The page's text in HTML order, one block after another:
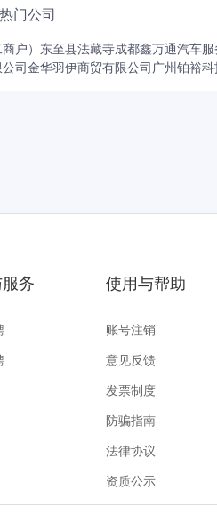
热门公司
户） 东至县法藏寺成都鑫万通汽车
司金华羽伊商贸有限公司广州铂裕
务 使用与帮助
账号注销
意见反馈
发票制度
防骗指南
法律协议
资质公示